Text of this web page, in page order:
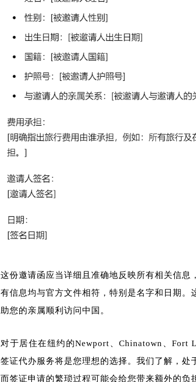
这份邀请函应当详细且准确地反映所有相关信
有信息均与官方文件相符，特别是名字和日期
助您的亲属顺利访问中国。
对于居住在纽约的Newport、Chinatown、Fort
签证代办服务将是您理想的选择。我们了解，处
而签证申请的繁琐过程可能会给您带来额外的负